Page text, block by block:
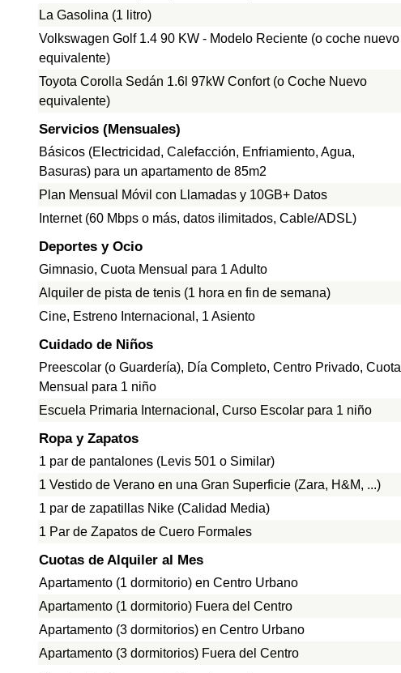
La Gasolina (1 litro)
Volkswagen Golf 1.4 90 KW - Modelo Reciente (o coche nuevo
equivalente)
Toyota Corolla Sedán 1.6l 97kW Confort (o Coche Nuevo
equivalente)
Servicios (Mensuales)
Básicos (Electricidad, Calefacción, Enfriamiento, Agua,
Basuras) para un apartamento de 85m2
Plan Mensual Móvil con Llamadas y 10GB+ Datos
Internet (60 Mbps o más, datos ilimitados, Cable/ADSL)
Deportes y Ocio
Gimnasio, Cuota Mensual para 1 Adulto
Alquiler de pista de tenis (1 hora en fin de semana)
Cine, Estreno Internacional, 1 Asiento
Cuidado de Niños
Preescolar (o Guardería), Día Completo, Centro Privado, Cuota
Mensual para 1 niño
Escuela Primaria Internacional, Curso Escolar para 1 niño
Ropa y Zapatos
1 par de pantalones (Levis 501 o Similar)
1 Vestido de Verano en una Gran Superficie (Zara, H&M, ...)
1 par de zapatillas Nike (Calidad Media)
1 Par de Zapatos de Cuero Formales
Cuotas de Alquiler al Mes
Apartamento (1 dormitorio) en Centro Urbano
Apartamento (1 dormitorio) Fuera del Centro
Apartamento (3 dormitorios) en Centro Urbano
Apartamento (3 dormitorios) Fuera del Centro